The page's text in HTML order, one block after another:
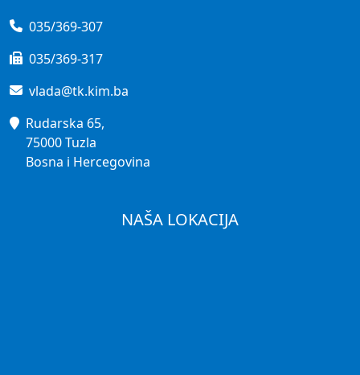
035/369-307
035/369-317
vlada@tk.kim.ba
Rudarska 65,
75000 Tuzla
Bosna i Hercegovina
NAŠA LOKACIJA